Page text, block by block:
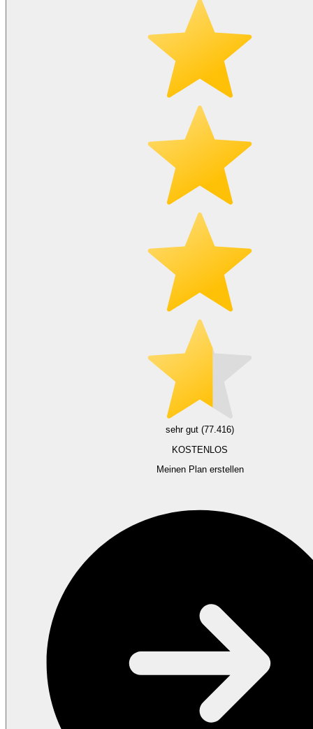
sehr gut (77.416)
KOSTENLOS
Meinen Plan erstellen